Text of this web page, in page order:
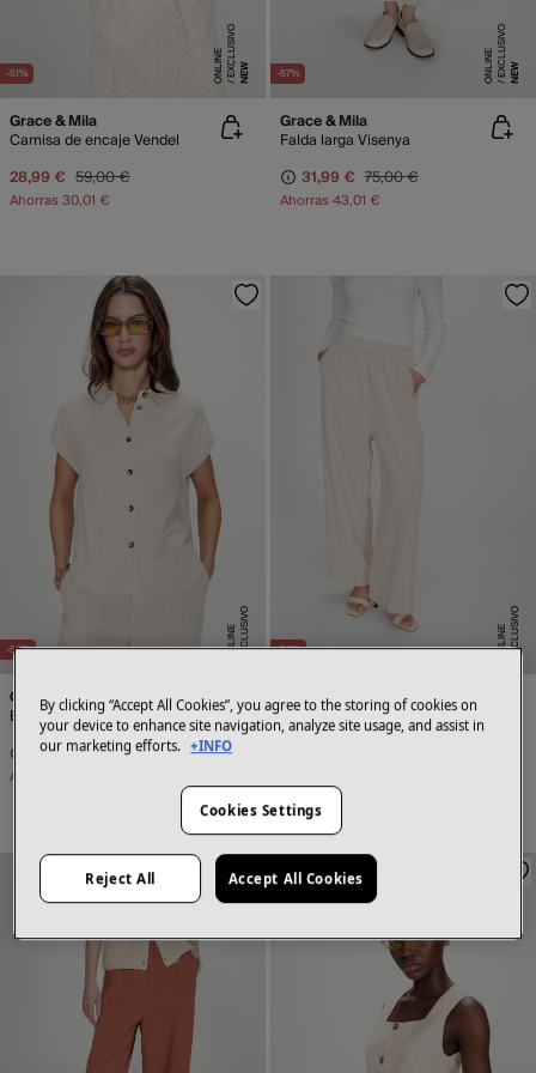
-51% NEW
E
X
C
L
USI
V
O
O
N
LI
N
E
Grace & Mila
Camisa de encaje Vendel
28,99 € 59,00 €
Ahorras30,01 €
-57% NEW
E
X
C
L
USI
V
O
O
N
LI
N
E
Grace & Mila
Falda larga Visenya
31,99 € 75,00 €
Ahorras43,01 €
-56% E
X
C
L
U
SI
V
O
O
N
LI
N
E
Grace & Mila
Blusa Pérez
19,99 € 45,00 €
Ahorras
-53% E
X
C
L
U
SI
V
O
O
N
LI
N
E
Grace & Mila
Pantalón recto Noblesse
+2 Colores
By clicking “Accept All Cookies”, you agree to the storing of cookies on
your device to enhance site navigation, analyze site usage, and assist in
our marketing efforts. +INFO
Cookies Settings
Reject All Accept All Cookies